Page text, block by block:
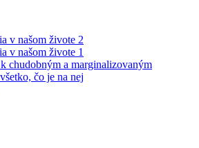
v našom živote 2
v našom živote 1
chudobným a marginalizovaným
čo je na nej